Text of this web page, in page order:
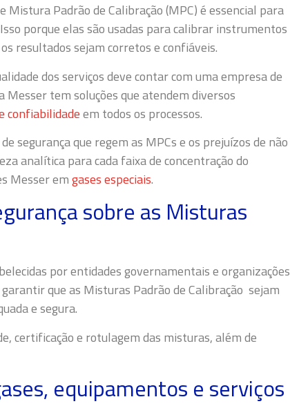
Mistura Padrão de Calibração (MPC) é essencial para
porque elas são usadas para calibrar instrumentos
resultados sejam corretos e confiáveis.
dos serviços deve contar com uma empresa de
tem soluções que atendem diversos
confiabilidadeem todos os processos.
segurança que regem as MPCs e os prejuízos de não
analítica para cada faixa de concentração do
Messer emgases especiais.
sobre as Misturas
por entidades governamentais e organizações
que as Misturas Padrão de Calibração sejam
e segura.
certificação e rotulagem das misturas, além de
equipamentos e serviços